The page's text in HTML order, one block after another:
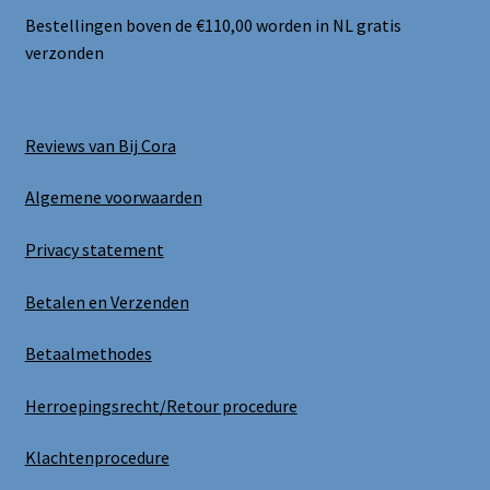
Privacy statement
Over mij
Bestellingen boven de €110,00 worden in NL gratis
verzonden
Reviews van Bij Cora
Algemene voorwaarden
Privacy statement
Betalen en Verzenden
Betaalmethodes
Herroepingsrecht/Retour procedure
Klachtenprocedure